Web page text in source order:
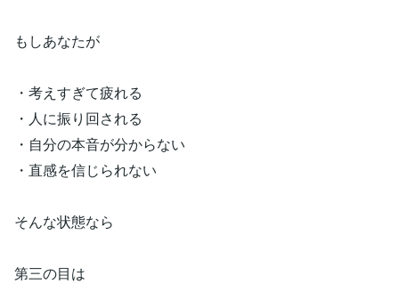
もしあなたが
・考えすぎて疲れる
・人に振り回される
・自分の本音が分からない
・直感を信じられない
そんな状態なら
第三の目は